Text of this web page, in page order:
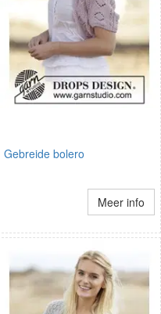
Gebreide bolero
Meer info